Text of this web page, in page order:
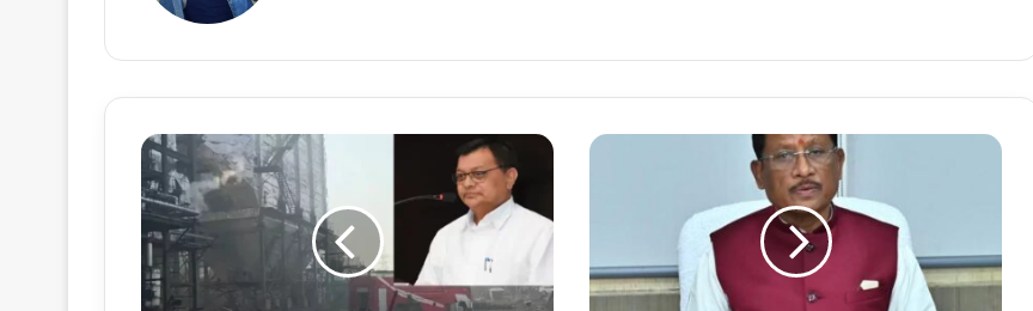
भा
टा
पा
इ
स्पा
त
कि
मृ
द्धि